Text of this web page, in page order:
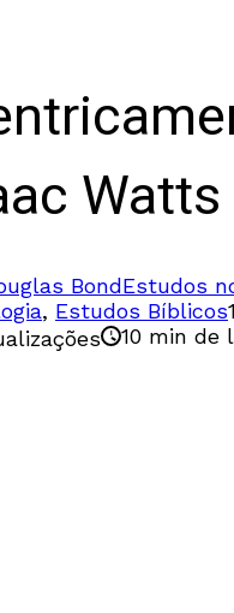
Watts
BondEstudos
, Estudos Bíblicos
10 min de